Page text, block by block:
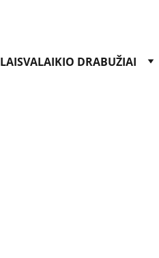
LAISVALAIKIO DRABUŽIAI